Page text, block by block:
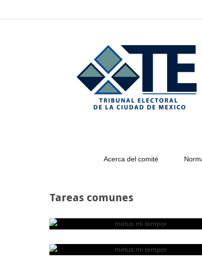
Acerca del comité
Tareas comunes